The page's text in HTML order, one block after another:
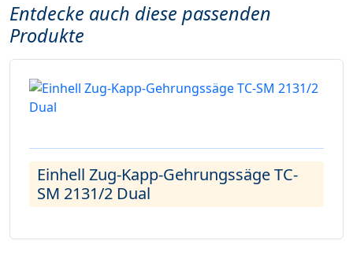
Entdecke auch diese passenden
Produkte
Einhell Zug-Kapp-Gehrungssäge TC-
SM 2131/2 Dual